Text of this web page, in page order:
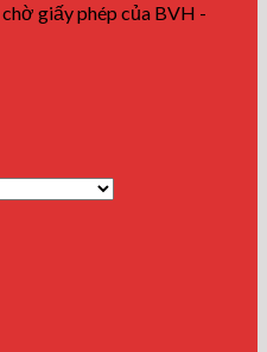
giấy phép của BVH -